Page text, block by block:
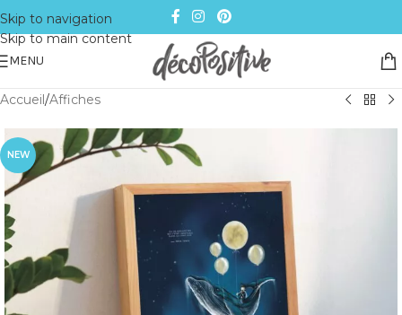
Skip to navigation
Skip to main content
MENU
Accueil/Affiches
NEW